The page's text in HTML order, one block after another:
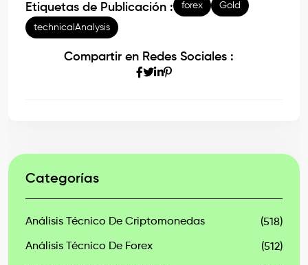
Etiquetas de Publicación : forex Gold
technicalAnalysis
Compartir en Redes Sociales :
Categorías
Análisis Técnico De Criptomonedas (518)
Análisis Técnico De Forex (512)